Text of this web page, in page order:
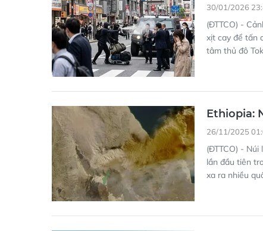
30/01/2026
(ĐTTCO) -
xịt cay để tấn
tâm thủ đô
Ethiopia:
26/11/2025
(ĐTTCO) -
lần đầu tiên
xa ra nhiều